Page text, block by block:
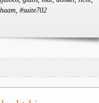
#suite702